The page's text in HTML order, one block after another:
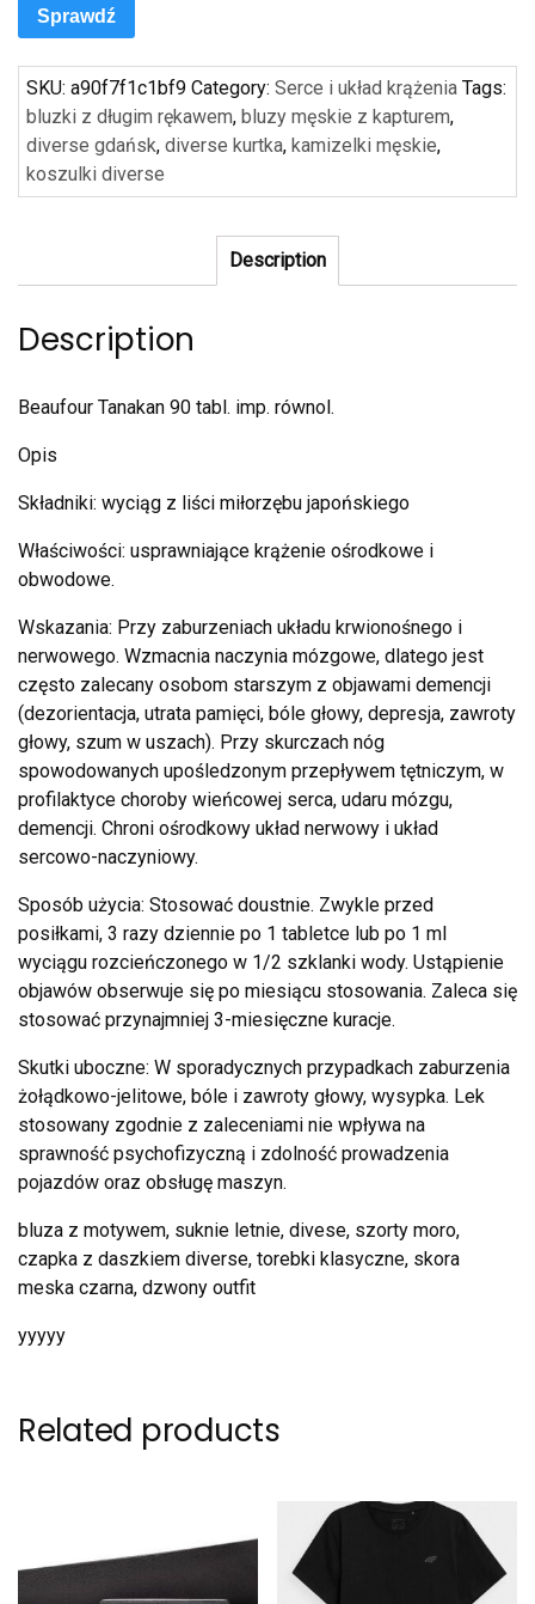
Sprawdź
SKU: a90f7f1c1bf9 Category: Serce i układ krążenia Tags:
bluzki z długim rękawem, bluzy męskie z kapturem,
diverse gdańsk, diverse kurtka, kamizelki męskie,
koszulki diverse
Description
Description
Beaufour Tanakan 90 tabl. imp. równol.
Opis
Składniki: wyciąg z liści miłorzębu japońskiego
Właściwości: usprawniające krążenie ośrodkowe i
obwodowe.
Wskazania: Przy zaburzeniach układu krwionośnego i
nerwowego. Wzmacnia naczynia mózgowe, dlatego jest
często zalecany osobom starszym z objawami demencji
(dezorientacja, utrata pamięci, bóle głowy, depresja, zawroty
głowy, szum w uszach). Przy skurczach nóg
spowodowanych upośledzonym przepływem tętniczym, w
profilaktyce choroby wieńcowej serca, udaru mózgu,
demencji. Chroni ośrodkowy układ nerwowy i układ
sercowo-naczyniowy.
Sposób użycia: Stosować doustnie. Zwykle przed
posiłkami, 3 razy dziennie po 1 tabletce lub po 1 ml
wyciągu rozcieńczonego w 1/2 szklanki wody. Ustąpienie
objawów obserwuje się po miesiącu stosowania. Zaleca się
stosować przynajmniej 3-miesięczne kuracje.
Skutki uboczne: W sporadycznych przypadkach zaburzenia
żołądkowo-jelitowe, bóle i zawroty głowy, wysypka. Lek
stosowany zgodnie z zaleceniami nie wpływa na
sprawność psychofizyczną i zdolność prowadzenia
pojazdów oraz obsługę maszyn.
bluza z motywem, suknie letnie, divese, szorty moro,
czapka z daszkiem diverse, torebki klasyczne, skora
meska czarna, dzwony outfit
yyyyy
Related products